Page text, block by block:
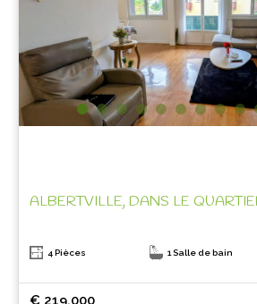
4 Pièces 1 Salle de bain
€ 219.000